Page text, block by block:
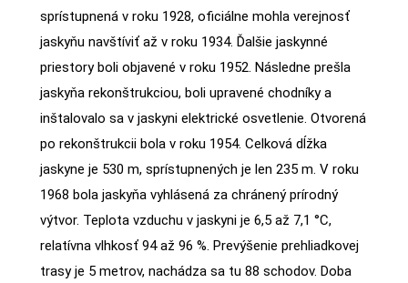
sprístupnená v roku 1928, oficiálne mohla verejnosť
jaskyňu navštíviť až v roku 1934. Ďalšie jaskynné
priestory boli objavené v roku 1952. Následne prešla
jaskyňa rekonštrukciou, boli upravené chodníky a
inštalovalo sa v jaskyni elektrické osvetlenie. Otvorená
po rekonštrukcii bola v roku 1954. Celková dĺžka
jaskyne je 530 m, sprístupnených je len 235 m. V roku
1968 bola jaskyňa vyhlásená za chránený prírodný
výtvor. Teplota vzduchu v jaskyni je 6,5 až 7,1 °C,
relatívna vlhkosť 94 až 96 %. Prevýšenie prehliadkovej
trasy je 5 metrov, nachádza sa tu 88 schodov. Doba